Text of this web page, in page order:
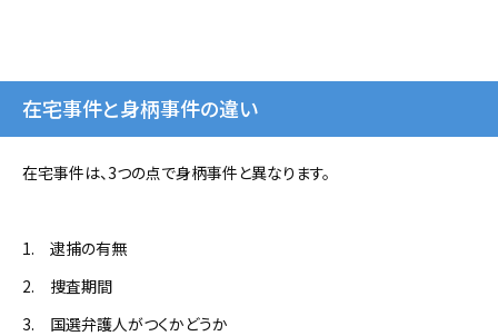
在宅事件と身柄事件の違い
在宅事件は、3つの点で身柄事件と異なります。
1. 逮捕の有無
2. 捜査期間
3. 国選弁護人がつくかどうか